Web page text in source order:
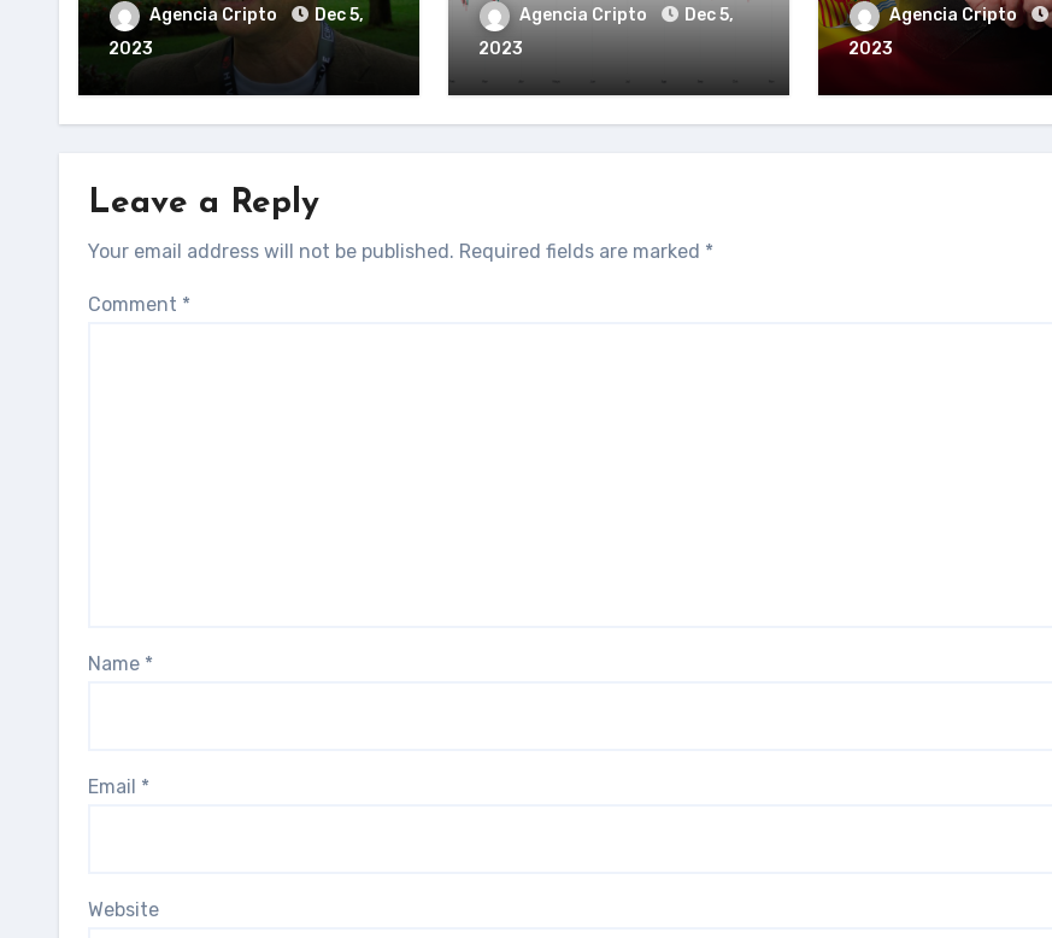
Agencia Cripto
Dec 5,
2023
Agencia Cripto
Dec 5,
2023
Agencia Cripto
2023
Leave a Reply
Your email address will not be published. Required fields are marked *
Comment *
Name *
Email *
Website